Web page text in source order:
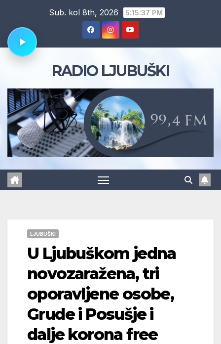
content
Sub. kol 8th, 2026 5:15:38 PM
RADIO LJUBUŠKI
LJUBUŠKI
U Ljubuškom jedna
novozaražena, tri
oporavljene osobe,
Grude i Posušje i
dalje korona free